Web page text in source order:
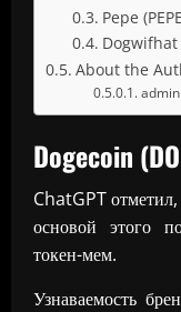
Pepe
Dogwifhat
About the
admin
Dogecoin
ChatGPT
основой этого
токен-мем.
Узнаваемость